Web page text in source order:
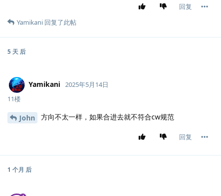
回复
Yamikani 回复了此帖
5 天 后
Yamikani
2025年5月14日
11楼
John 方向不太一样，如果合进去就不符合cw规范
回复
1 个月 后